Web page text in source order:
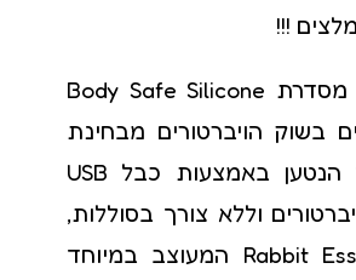
!!!
ויברטור מסיליקון משי נעים במיוחד מסדרת Body Safe Silicone
בשוק הויברטורים מבחינת
איכות החומר ממנו מיוצר הויברטור הנטען באמצעות כבל USB
וללא צורך בסוללות,
של יצרנית אביזרי הפרימיום Rabbit Essential המעוצב במיוחד